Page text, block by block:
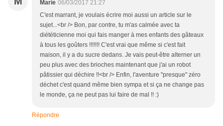
Marie 06/03/2017 21:27
C'est marrant, je voulais écrire moi aussi un article sur le
sujet...<br /> Bon, par contre, tu m'as calmée avec ta
diététicienne moi qui fais manger à mes enfants des gâteaux
à tous les goûters !!!!!!! C'est vrai que même si c'est fait
maison, il y a du sucre dedans. Je vais peut-être alterner un
peu plus avec des brioches maintenant que j'ai un robot
pâtissier qui déchire !!<br /> Enfin, l'aventure "presque" zéro
déchet c'est quand même bien sympa et si ça ne change pas
le monde, ça ne peut pas lui faire de mal !! :)
Répondre